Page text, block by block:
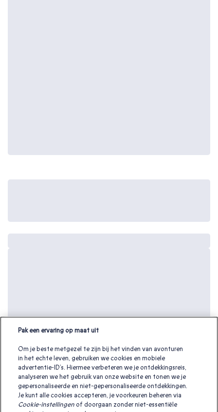
Pak een ervaring op maat uit
Om je beste metgezel te zijn bij het vinden van avonturen
in het echte leven, gebruiken we cookies en mobiele
advertentie-ID’s. Hiermee verbeteren we je ontdekkingsreis,
analyseren we het gebruik van onze website en tonen we je
gepersonaliseerde en niet-gepersonaliseerde ontdekkingen.
Je kunt alle cookies accepteren, je voorkeuren beheren via
Cookie-instellingen of doorgaan zonder niet-essentiële